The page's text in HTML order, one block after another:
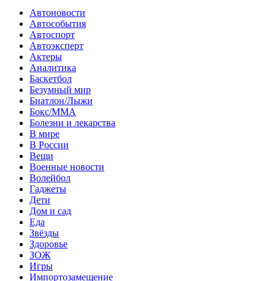
Автоновости
Автособытия
Автоспорт
Автоэксперт
Актеры
Аналитика
Баскетбол
Безумный мир
Биатлон/Лыжи
Бокс/MMA
Болезни и лекарства
В мире
В России
Вещи
Военные новости
Волейбол
Гаджеты
Дети
Дом и сад
Еда
Звёзды
Здоровье
ЗОЖ
Игры
Импортозамещение